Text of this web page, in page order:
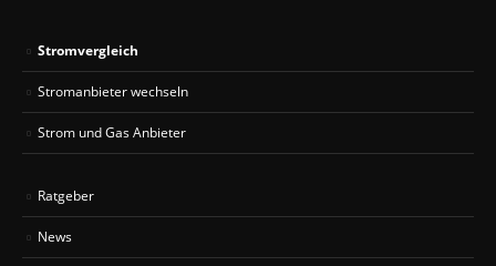
Stromvergleich
Stromanbieter wechseln
Strom und Gas Anbieter
Ratgeber
News